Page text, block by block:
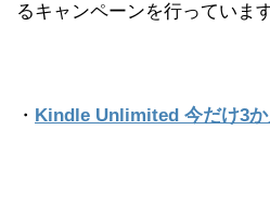
るキャンペーンを行っています
・ Kindle Unlimited 今だけ3か